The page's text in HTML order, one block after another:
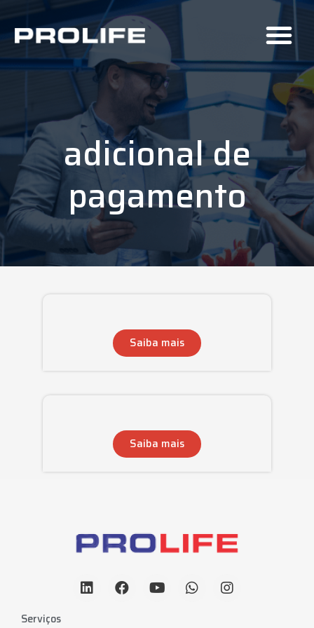
adicional de
pagamento
Saiba mais
Saiba mais
Serviços